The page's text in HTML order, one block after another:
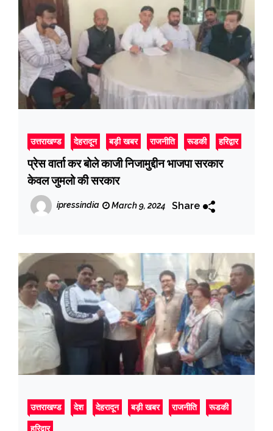
उत्तराखण्ड देहरादून बड़ी खबर राजनीति रूडकी हरिद्वार
प्रेस वार्ता कर बोले काजी निजामुद्दीन भाजपा सरकार
केवल जुमलो की सरकार
ipressindia March 9, 2024 Share
उत्तराखण्ड देश देहरादून बड़ी खबर राजनीति रूडकी
हरिद्वार